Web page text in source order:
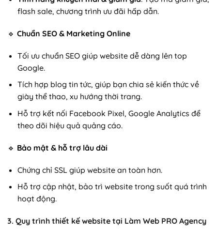
flash sale, chương trình ưu đãi hấp dẫn.
🔹 Chuẩn SEO & Marketing Online
Tối ưu chuẩn SEO giúp website dễ dàng lên top
Google.
Tích hợp blog tin tức, giúp bạn chia sẻ kiến thức về
giày thể thao, xu hướng thời trang.
Hỗ trợ kết nối Facebook Pixel, Google Analytics để
theo dõi hiệu quả quảng cáo.
🔹 Bảo mật & hỗ trợ lâu dài
Chứng chỉ SSL giúp website an toàn hơn.
Hỗ trợ cập nhật, bảo trì website trong suốt quá trình
hoạt động.
3. Quy trình thiết kế website tại Làm Web PRO Agency